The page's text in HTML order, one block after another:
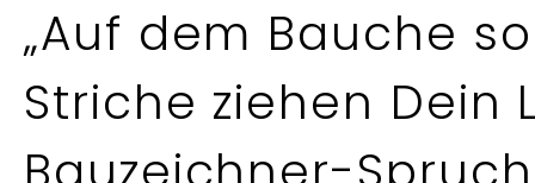
„Auf dem Bauche
Striche ziehen Dein